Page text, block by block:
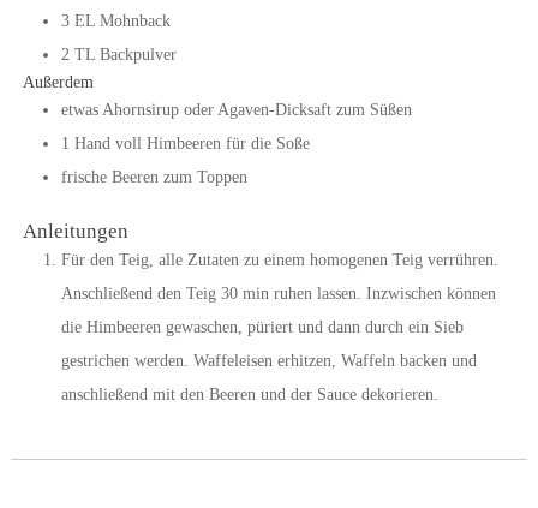
3 EL Mohnback
2 TL Backpulver
Außerdem
etwas Ahornsirup oder Agaven-Dicksaft zum Süßen
1 Hand voll Himbeeren für die Soße
frische Beeren zum Toppen
Anleitungen
Für den Teig, alle Zutaten zu einem homogenen Teig verrühren.
Anschließend den Teig 30 min ruhen lassen. Inzwischen können
die Himbeeren gewaschen, püriert und dann durch ein Sieb
gestrichen werden. Waffeleisen erhitzen, Waffeln backen und
anschließend mit den Beeren und der Sauce dekorieren.